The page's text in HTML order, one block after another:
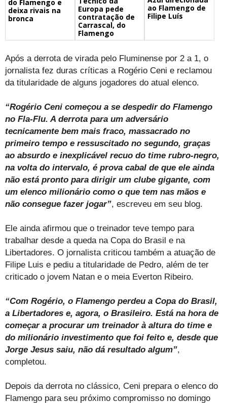
do Flamengo e
deixa rivais na
bronca
Europa pede
contratação de
Carrascal, do
Flamengo
ao Flamengo de
Filipe Luís
Após a derrota de virada pelo Fluminense por 2 a 1, o
jornalista fez duras críticas a Rogério Ceni e reclamou
da titularidade de alguns jogadores do atual elenco.
“Rogério Ceni começou a se despedir do Flamengo
no Fla-Flu. A derrota para um adversário
tecnicamente bem mais fraco, massacrado no
primeiro tempo e ressuscitado no segundo, graças
ao absurdo e inexplicável recuo do time rubro-negro,
na volta do intervalo, é prova cabal de que ele ainda
não está pronto para dirigir um clube gigante, com
um elenco milionário como o que tem nas mãos e
não consegue fazer jogar”, escreveu em seu blog.
Ele ainda afirmou que o treinador teve tempo para
trabalhar desde a queda na Copa do Brasil e na
Libertadores. O jornalista criticou também a atuação de
Filipe Luis e pediu a titularidade de Pedro, além de ter
criticado o jovem Natan e o meia Everton Ribeiro.
“Com Rogério, o Flamengo perdeu a Copa do Brasil,
a Libertadores e, agora, o Brasileiro. Está na hora de
começar a procurar um treinador à altura do time e
do milionário investimento que foi feito e, desde que
Jorge Jesus saiu, não dá resultado algum”,
completou.
Depois da derrota no clássico, Ceni prepara o elenco do
Flamengo para seu próximo compromisso no domingo